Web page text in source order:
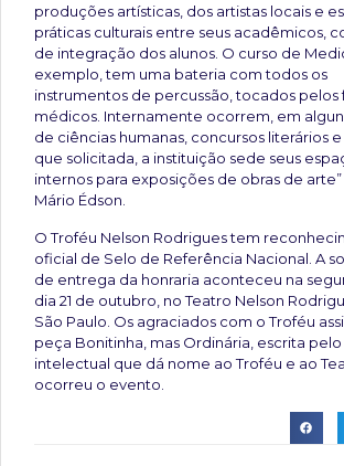
produções artísticas, dos artistas locais e
práticas culturais entre seus acadêmicos,
de integração dos alunos. O curso de
exemplo, tem uma bateria com todos os
instrumentos de percussão, tocados pelos
médicos. Internamente ocorrem, em
de ciências humanas, concursos literários
que solicitada, a instituição sede seus
internos para exposições de obras de
Mário Édson.
O Troféu Nelson Rodrigues tem
oficial de Selo de Referência Nacional. A
de entrega da honraria aconteceu na
dia 21 de outubro, no Teatro Nelson
São Paulo. Os agraciados com o Troféu
peça Bonitinha, mas Ordinária, escrita pelo
intelectual que dá nome ao Troféu e ao
ocorreu o evento.